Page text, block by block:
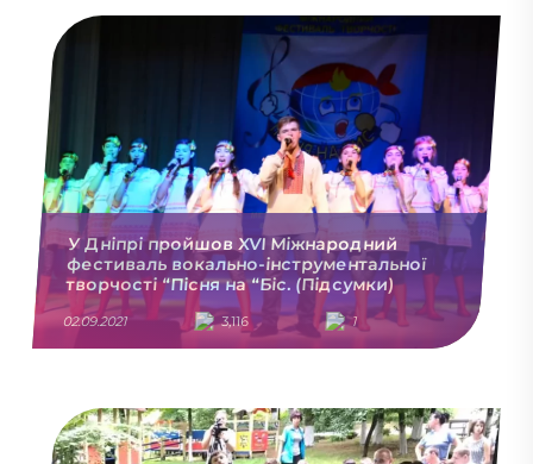
У Дніпрі пройшов XVІ Міжнародний
фестиваль вокально-інструментальної
творчості “Пісня на “Біс. (Підсумки)
02.09.2021 3,116 1